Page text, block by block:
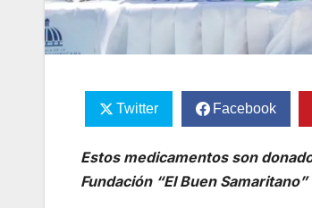
Twitter Facebook
Estos medicamentos son
Fundación “El Buen